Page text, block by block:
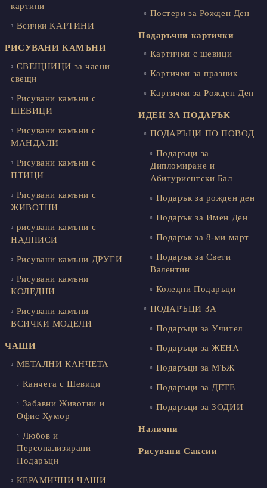
картини
Всички КАРТИНИ
РИСУВАНИ КАМЪНИ
СВЕЩНИЦИ за чаени
свещи
Рисувани камъни с
ШЕВИЦИ
Рисувани камъни с
МАНДАЛИ
Рисувани камъни с
ПТИЦИ
Рисувани камъни с
ЖИВОТНИ
рисувани камъни с
НАДПИСИ
Рисувани камъни ДРУГИ
Рисувани камъни
КОЛЕДНИ
Рисувани камъни
ВСИЧКИ МОДЕЛИ
ЧАШИ
МЕТАЛНИ КАНЧЕТА
Канчета с Шевици
Забавни Животни и
Офис Хумор
Любов и
Персонализирани
Подаръци
КЕРАМИЧНИ ЧАШИ
Постери за Рожден Ден
Подаръчни картички
Картички с шевици
Картички за празник
Картички за Рожден Ден
ИДЕИ ЗА ПОДАРЪК
ПОДАРЪЦИ ПО ПОВОД
Подаръци за
Дипломиране и
Абитуриентски Бал
Подарък за рожден ден
Подарък за Имен Ден
Подарък за 8-ми март
Подарък за Свети
Валентин
Коледни Подаръци
ПОДАРЪЦИ ЗА
Подаръци за Учител
Подаръци за ЖЕНА
Подаръци за МЪЖ
Подаръци за ДЕТЕ
Подаръци за ЗОДИИ
Налични
Рисувани Саксии